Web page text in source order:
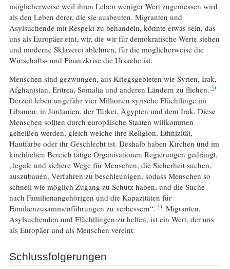
möglicherweise weil ihren Leben weniger Wert zugemessen wird
als den Leben derer, die sie ausbeuten. Migranten und
Asylsuchende mit Respekt zu behandeln, könnte etwas sein, das
uns als Europäer eint, wir, die wir für demokratische Werte stehen
und moderne Sklaverei ablehnen, für die möglicherweise die
Wirtschafts- und Finanzkrise die Ursache ist.
Menschen sind gezwungen, aus Kriegsgebieten wie Syrien, Irak,
Afghanistan, Eritrea, Somalia und anderen Ländern zu fliehen. 3
Derzeit leben ungefähr vier Millionen syrische Flüchtlinge im
Libanon, in Jordanien, der Türkei, Ägypten und dem Irak. Diese
Menschen sollten durch europäische Staaten willkommen
geheißen werden, gleich welche ihre Religion, Ethnizität,
Hautfarbe oder ihr Geschlecht ist. Deshalb haben Kirchen und im
kirchlichen Bereich tätige Organisationen Regierungen gedrängt,
„legale und sichere Wege für Menschen, die Sicherheit suchen,
auszubauen, Verfahren zu beschleunigen, sodass Menschen so
schnell wie möglich Zugang zu Schutz haben, und die Suche
nach Familienangehörigen und die Kapazitäten für
Familienzusammenführungen zu verbessern“. 4
Migranten,
Asylsuchenden und Flüchtlingen zu helfen, ist ein Wert, der uns
als Europäer und als Menschen vereint.
Schlussfolgerungen